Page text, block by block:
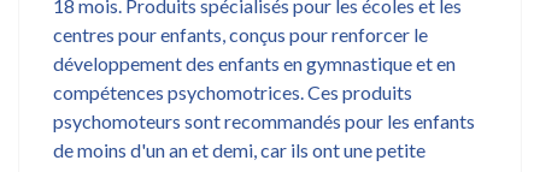
18 mois. Produits spécialisés pour les écoles et les
centres pour enfants, conçus pour renforcer le
développement des enfants en gymnastique et en
compétences psychomotrices. Ces produits
psychomoteurs sont recommandés pour les enfants
de moins d'un an et demi, car ils ont une petite